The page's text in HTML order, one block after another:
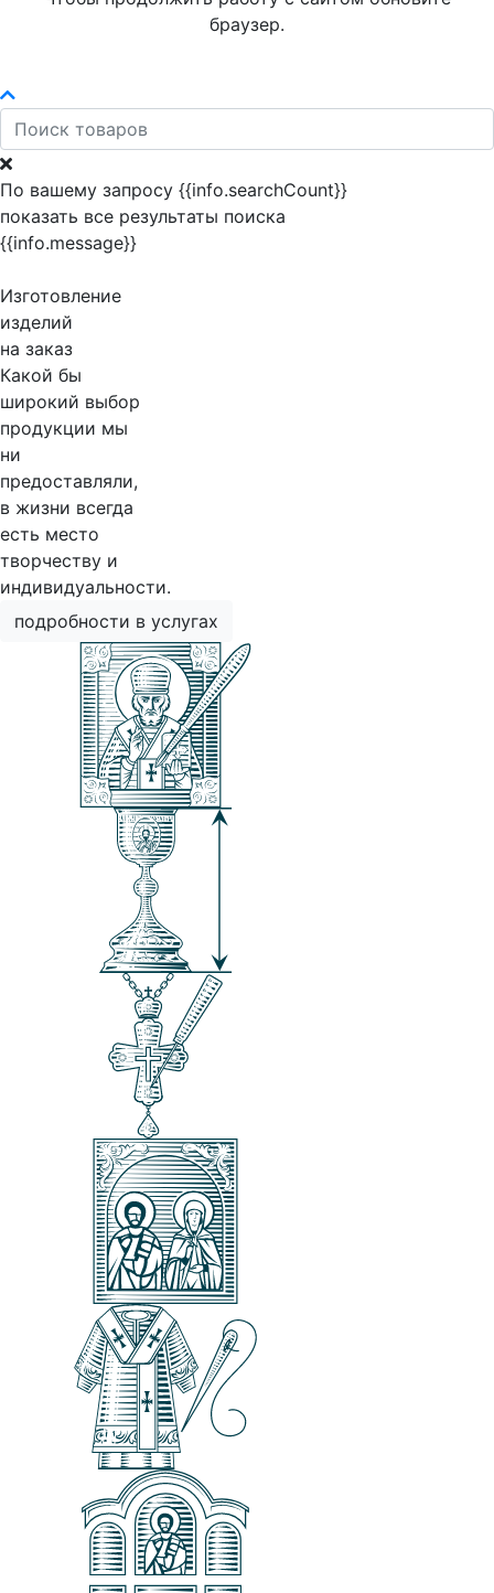
браузер.
По вашему запросу {{info.searchCount}}
показать все результаты поиска
{{info.message}}
Изготовление
изделий
на заказ
Какой бы
широкий выбор
продукции мы
ни
предоставляли,
в жизни всегда
есть место
творчеству и
индивидуальности.
подробности в услугах